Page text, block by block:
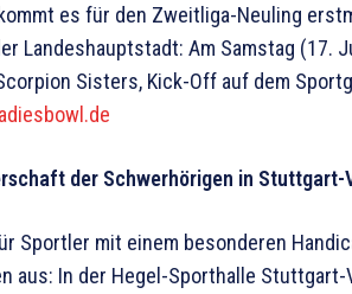
es für den Zweitliga-Neuling
Landeshaupt­stadt: Am Samstag (17.
Sisters, Kick-Off auf dem
der Schwerhörigen in Stuttgart-
Sportler mit einem besonderen
aus: In der Hegel-Sporthalle